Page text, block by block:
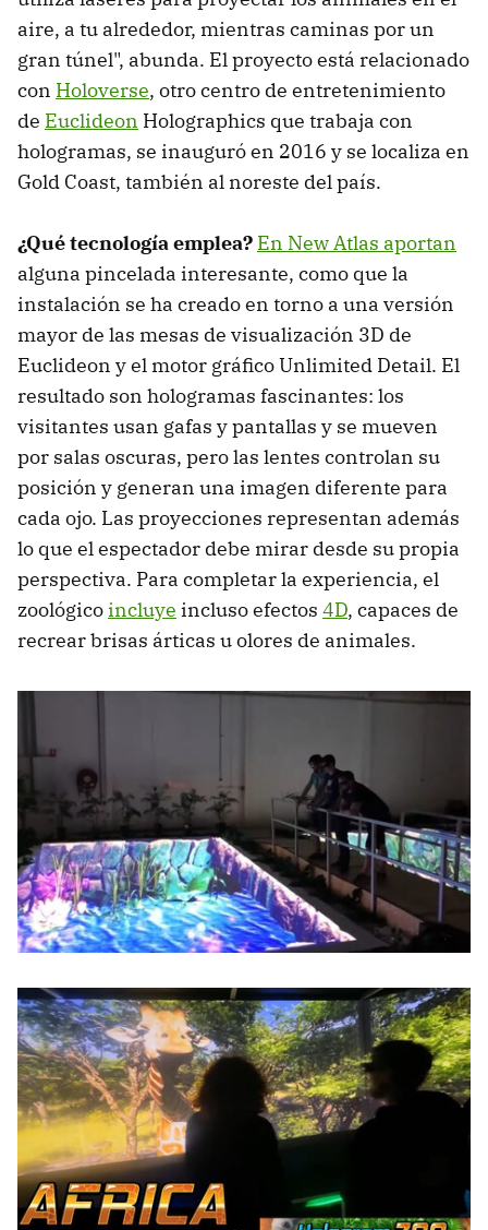
aire, a tu alrededor, mientras caminas por un
gran túnel", abunda. El proyecto está relacionado
con Holoverse, otro centro de entretenimiento
de Euclideon Holographics que trabaja con
hologramas, se inauguró en 2016 y se localiza en
Gold Coast, también al noreste del país.
¿Qué tecnología emplea? En New Atlas aportan
alguna pincelada interesante, como que la
instalación se ha creado en torno a una versión
mayor de las mesas de visualización 3D de
Euclideon y el motor gráfico Unlimited Detail. El
resultado son hologramas fascinantes: los
visitantes usan gafas y pantallas y se mueven
por salas oscuras, pero las lentes controlan su
posición y generan una imagen diferente para
cada ojo. Las proyecciones representan además
lo que el espectador debe mirar desde su propia
perspectiva. Para completar la experiencia, el
zoológicoincluye incluso efectos 4D, capaces de
recrear brisas árticas u olores de animales.